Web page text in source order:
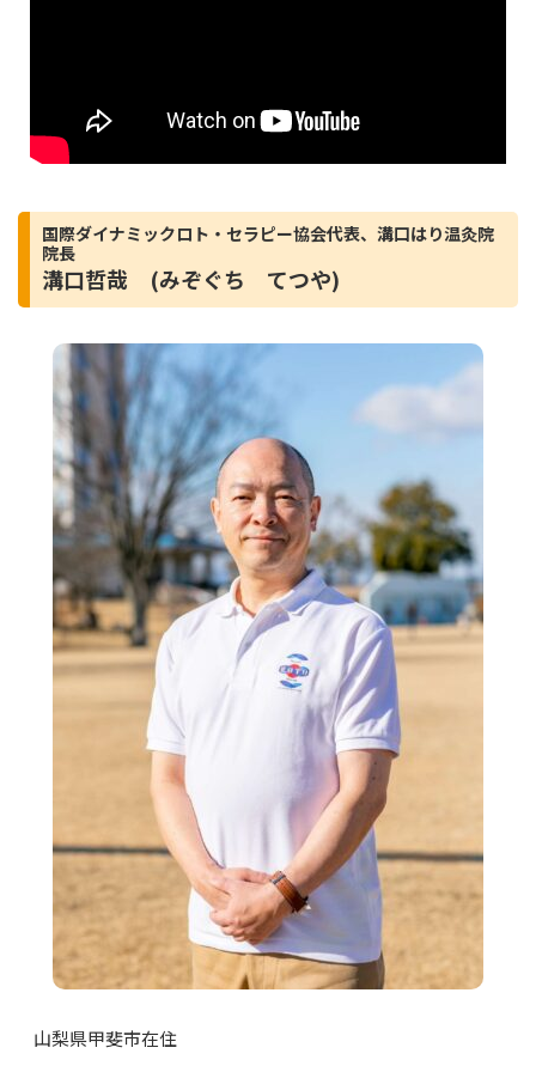
国際ダイナミックロト・セラピー協会代表、溝口はり温灸院
院長
溝口哲哉 (みぞぐち てつや)
山梨県甲斐市在住